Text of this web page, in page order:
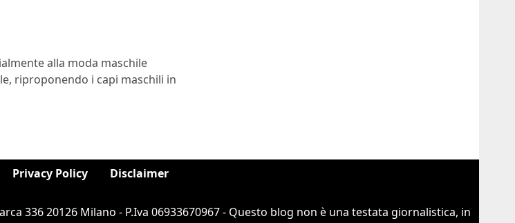
alla moda maschile
riproponendo i capi maschili in
Privacy Policy Disclaimer
336 20126 Milano - P.Iva 06933670967 - Questo blog non è una testata giornalistica, in